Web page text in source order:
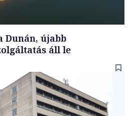
Dunán, újabb
áll le